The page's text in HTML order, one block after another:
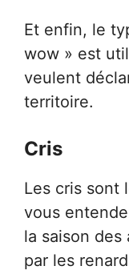
Et enfin, le
wow » est
veulent
territoire.
Cris
Les cris sont
vous
la saison des
par les